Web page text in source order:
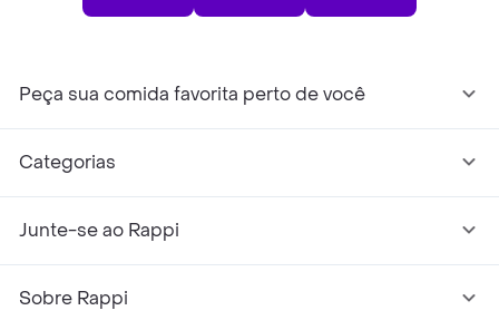
Peça sua comida favorita perto de você
Categorias
Junte-se ao Rappi
Sobre Rappi